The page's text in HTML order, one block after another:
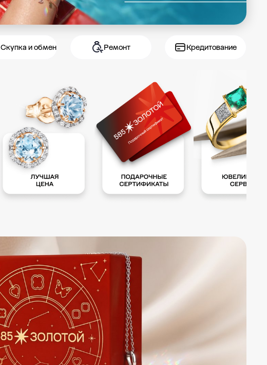
Скупка и обмен Ремонт Кредитование